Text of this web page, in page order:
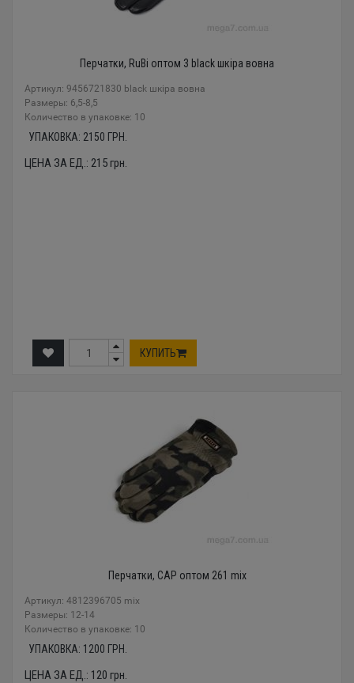
Перчатки, RuBi оптом 3 black шкіра вовна
Артикул: 9456721830 black шкіра вовна
Размеры: 6,5-8,5
Количество в упаковке: 10
УПАКОВКА: 2150 ГРН.
ЦЕНА ЗА ЕД.: 215грн.
КУПИТЬ
Перчатки, CAP оптом 261 mix
Артикул: 4812396705 mix
Размеры: 12-14
Количество в упаковке: 10
УПАКОВКА: 1200 ГРН.
ЦЕНА ЗА ЕД.: 120 грн.